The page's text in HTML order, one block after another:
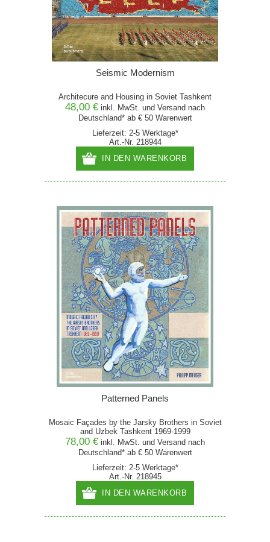
Seismic Modernism
Architecure and Housing in Soviet Tashkent
48,00 € inkl. MwSt. und Versand nach
Deutschland* ab € 50 Warenwert
Lieferzeit: 2-5 Werktage*
Art.-Nr. 218944
IN DEN WARENKORB
Patterned Panels
Mosaic Façades by the Jarsky Brothers in Soviet
and Uzbek Tashkent 1969-1999
78,00 € inkl. MwSt. und Versand nach
Deutschland* ab € 50 Warenwert
Lieferzeit: 2-5 Werktage*
Art.-Nr. 218945
IN DEN WARENKORB